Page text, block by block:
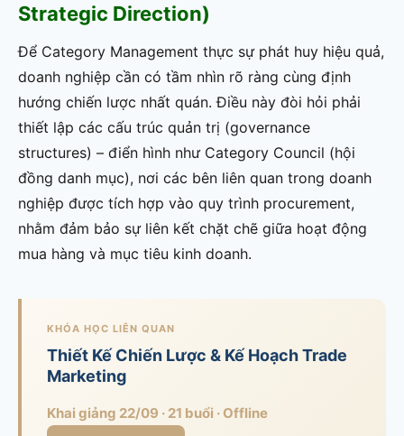
Strategic Direction)
Để Category Management thực sự phát huy hiệu quả,
doanh nghiệp cần có tầm nhìn rõ ràng cùng định
hướng chiến lược nhất quán. Điều này đòi hỏi phải
thiết lập các cấu trúc quản trị (governance
structures) – điển hình như Category Council (hội
đồng danh mục), nơi các bên liên quan trong doanh
nghiệp được tích hợp vào quy trình procurement,
nhằm đảm bảo sự liên kết chặt chẽ giữa hoạt động
mua hàng và mục tiêu kinh doanh.
KHÓA HỌC LIÊN QUAN
Thiết Kế Chiến Lược & Kế Hoạch Trade
Marketing
Khai giảng 22/09 · 21 buổi · Offline